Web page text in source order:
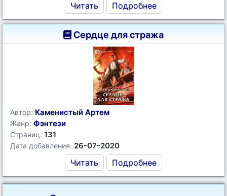
Читать Подробнее
Сердце для стража
Автор: Каменистый Артем
Жанр: Фэнтези
Страниц: 131
Дата добавления: 26-07-2020
Читать Подробнее